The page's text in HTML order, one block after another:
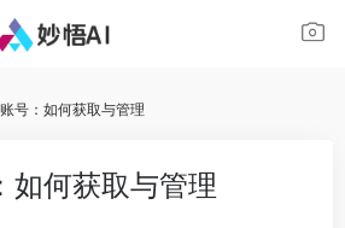
号：如何获取与管理
如何获取与管理